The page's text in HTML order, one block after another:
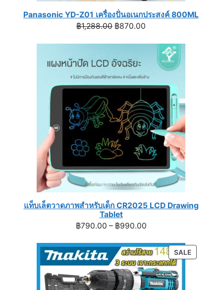
Panasonic YD-Z01 เครื่องปั่นอเนกประสงค์ 800ML
฿1,288.00 Original
฿1,288.00.
฿870.00
฿870.00.
แท็บเล็ตวาดภาพสำหรับเด็ก CR2025 LCD Drawing
Tablet
฿790.00 – ฿990.00Price
฿790.00
through
฿990.00
SALE
ON